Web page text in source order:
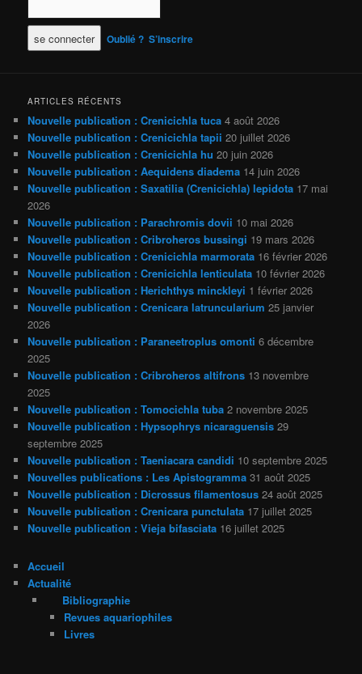
Oublié ? S’inscrire
ARTICLES RÉCENTS
Nouvelle publication : Crenicichla tuca 4 août 2026
Nouvelle publication : Crenicichla tapii 20 juillet 2026
Nouvelle publication : Crenicichla hu 20 juin 2026
Nouvelle publication : Aequidens diadema 14 juin 2026
Nouvelle publication : Saxatilia (Crenicichla) lepidota 17 mai
2026
Nouvelle publication : Parachromis dovii 10 mai 2026
Nouvelle publication : Cribroheros bussingi 19 mars 2026
Nouvelle publication : Crenicichla marmorata 16 février 2026
Nouvelle publication : Crenicichla lenticulata 10 février 2026
Nouvelle publication : Herichthys minckleyi 1 février 2026
Nouvelle publication : Crenicara latruncularium 25 janvier
2026
Nouvelle publication : Paraneetroplus omonti 6 décembre
2025
Nouvelle publication : Cribroheros altifrons 13 novembre
2025
Nouvelle publication : Tomocichla tuba 2 novembre 2025
Nouvelle publication : Hypsophrys nicaraguensis 29
septembre 2025
Nouvelle publication : Taeniacara candidi 10 septembre 2025
Nouvelles publications : Les Apistogramma 31 août 2025
Nouvelle publication : Dicrossus filamentosus 24 août 2025
Nouvelle publication : Crenicara punctulata 17 juillet 2025
Nouvelle publication : Vieja bifasciata 16 juillet 2025
Accueil
Actualité
Bibliographie
Revues aquariophiles
Livres